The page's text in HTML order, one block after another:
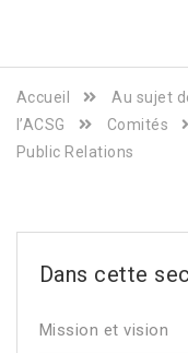
Accueil
Au sujet
l’ACSG
Comités
Public Relations
Mission et vision